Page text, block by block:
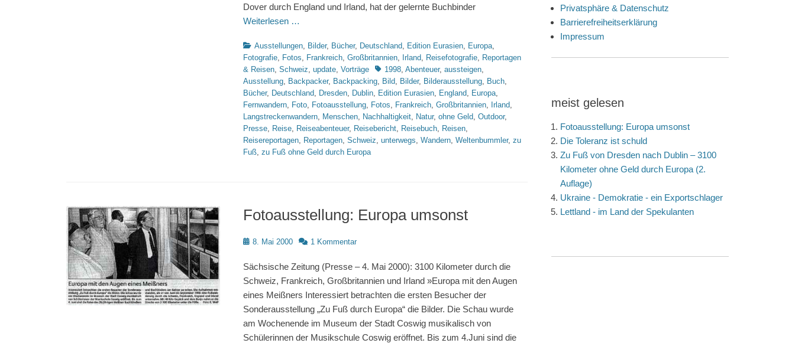
Dover durch England und Irland, hat der gelernte Buchbinder
Weiterlesen …
Kategorien
Ausstellungen, Bilder, Bücher, Deutschland, Edition Eurasien, Europa,
Fotografie, Fotos, Frankreich, Großbritannien, Irland, Reisefotografie, Reportagen
& Reisen, Schweiz, update, Vorträge Schlagworte
1998, Abenteuer, aussteigen,
Ausstellung, Backpacker, Backpacking, Bild, Bilder, Bilderausstellung, Buch,
Bücher, Deutschland, Dresden, Dublin, Edition Eurasien, England, Europa,
Fernwandern, Foto, Fotoausstellung, Fotos, Frankreich, Großbritannien, Irland,
Langstreckenwandern, Menschen, Nachhaltigkeit, Natur, ohne Geld, Outdoor,
Presse, Reise, Reiseabenteuer, Reisebericht, Reisebuch, Reisen,
Reisereportagen, Reportagen, Schweiz, unterwegs, Wandern, Weltenbummler, zu
Fuß, zu Fuß ohne Geld durch Europa
Fotoausstellung: Europa umsonst
Posted
8. Mai 2000 1 Kommentar
Sächsische Zeitung (Presse – 4. Mai 2000): 3100 Kilometer durch die
Schweiz, Frankreich, Großbritannien und Irland »Europa mit den Augen
eines Meißners Interessiert betrachten die ersten Besucher der
Sonderausstellung „Zu Fuß durch Europa“ die Bilder. Die Schau wurde
am Wochenende im Museum der Stadt Coswig musikalisch von
Schülerinnen der Musikschule Coswig eröffnet. Bis zum 4.Juni sind die
Privatsphäre & Datenschutz
Barrierefreiheitserklärung
Impressum
meist gelesen
Fotoausstellung: Europa umsonst
Die Toleranz ist schuld
Zu Fuß von Dresden nach Dublin – 3100
Kilometer ohne Geld durch Europa (2.
Auflage)
Ukraine - Demokratie - ein Exportschlager
Lettland - im Land der Spekulanten